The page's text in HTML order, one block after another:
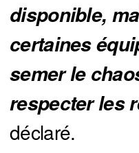
disponible,
certaines
semer le
respecter les
déclaré.